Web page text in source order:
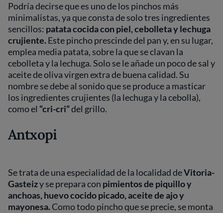
Podría decirse que es uno de los pinchos más
minimalistas, ya que consta de solo tres ingredientes
sencillos: patata cocida con piel, cebolleta y lechuga
crujiente.Este pincho prescinde del pan y, en su lugar,
emplea media patata, sobre la que se clavan la
cebolleta y la lechuga. Solo se le añade un poco de sal y
aceite de oliva virgen extra de buena calidad. Su
nombre se debe al sonido que se produce a masticar
los ingredientes crujientes (la lechuga y la cebolla),
como el “cri-cri”del grillo.
Antxopi
Se trata de una especialidad de la localidad deVitoria-
Gasteizy se prepara con pimientos de piquillo y
anchoas, huevo cocido picado, aceite de ajo y
mayonesa.Como todo pincho que se precie, se monta